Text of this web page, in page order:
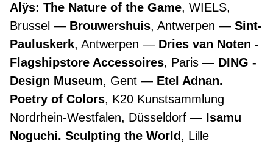
Alÿs: The Nature of the Game, WIELS,
Brussel
Brouwershuis, Antwerpen
Sint-
Pauluskerk, Antwerpen
Dries van Noten -
Flagshipstore Accessoires, Paris
DING -
Design Museum, Gent
Etel Adnan.
Poetry of Colors, K20 Kunstsammlung
Nordrhein-Westfalen, Düsseldorf
Isamu
Noguchi. Sculpting the World, Lille